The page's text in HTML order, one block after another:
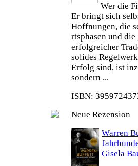
Wer die
Er bringt sich
Hoffnungen, die
rtsphasen und
erfolgreicher
solides
Erfolg sind, ist
sondern ...
ISBN:
Neue Rezension
Warren
Gisela